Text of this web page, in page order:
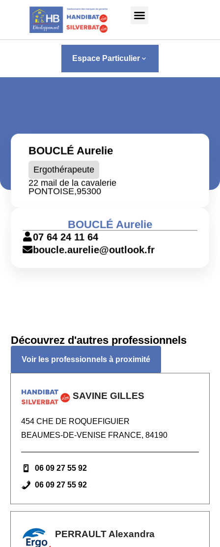
Panneau de gestion des cookies
Espace Particulier keyboard_arrow_down
BOUCLÉ Aurelie
Ergothérapeute
22 mail de la cavalerie
PONTOISE,95300
BOUCLÉ Aurelie
07 64 24 11 64
boucle.aurelie@outlook.fr
Découvrez d'autres professionnels
Voir les professionnels à proximité
SAVINE GILLES
454 CHE DE ROQUEFIGUIER
BEAUMES-DE-VENISE FRANCE, 84190
06 09 27 55 92
06 09 27 55 92
PERRAULT Alexandra